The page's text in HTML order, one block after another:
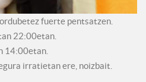
fuerte pentsatzen.
22:00etan.
14:00etan.
irratietan ere, noizbait.